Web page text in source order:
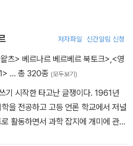
를 하고 진실들은 거짓으로 여겨지
점차로 모든 것이 뒤집힐 거야. 선
그리하여 마침내 종말이 오는 거야. 최
두가 인정하고 기다리는 종(種)의 광
되지. ˝
저자파일 신간알림 신청
츠> 베르나르 베르베르 북토크>,<영
… 총 320종 (모두보기)
기 시작한 타고난 글쟁이다. 1961년
을 전공하고 고등 언론 학교에서 저널
활동하면서 과학 잡지에 개미에 관한